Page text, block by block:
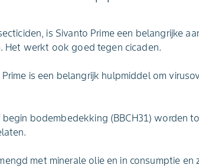
is Sivanto Prime een belangrijke
Het werkt ook goed tegen cicaden.
is een belangrijk hulpmiddel om
bodembedekking (BBCH31) worden
met minerale olie en in consumptie en